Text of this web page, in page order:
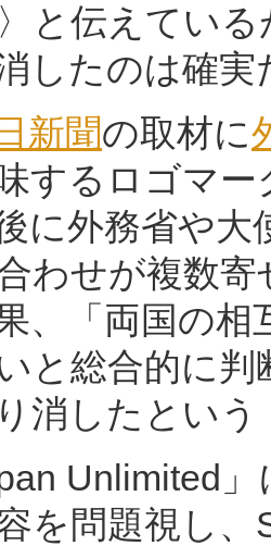
と伝えてい
したのは確実
新聞の取材に
するロゴマ
に外務省や
わせが複数
、「両国の
と総合的に
消したとい
Unlimited
を問題視し